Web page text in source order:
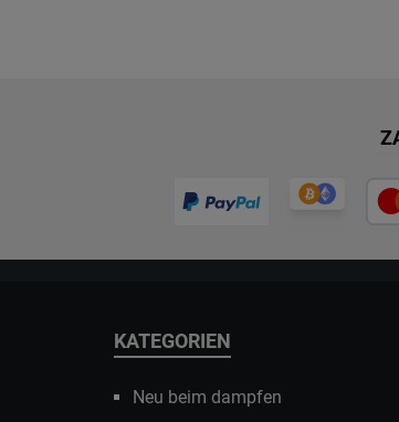
KATEGORIEN
Neu beim dampfen